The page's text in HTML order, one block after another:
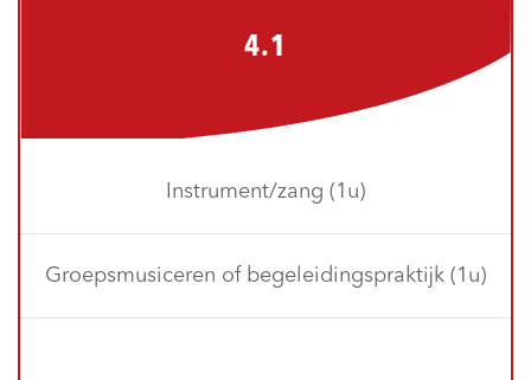
4.1
Instrument/zang (1u)
Groepsmusiceren of begeleidingspraktijk (1u)